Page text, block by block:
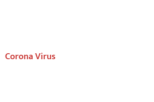
Corona Virus